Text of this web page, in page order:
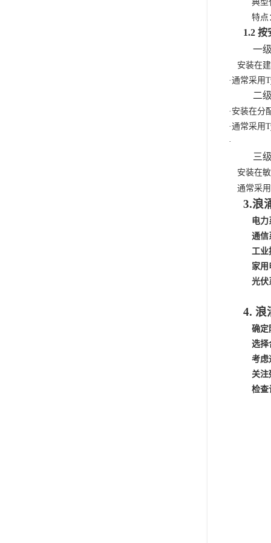
典型
特点
1.2 按
一
安装在
·通常采用
二
· 安装在分
·通常采用
·
三
安装在
通常采用
3.浪
电力
通信
工业
家用
光伏
4. 浪
确定
选择
考虑
关注
检查